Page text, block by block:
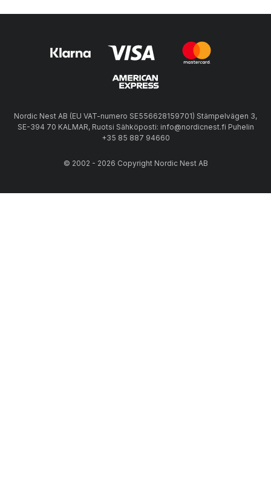
Nordic Nest AB (EU VAT-numero SE556628159701) Stämpelvägen 3,
SE-394 70 KALMAR, Ruotsi Sähköposti: info@nordicnest.fi Puhelin
+35 85 887 94660
© 2002 - 2026 Copyright Nordic Nest AB